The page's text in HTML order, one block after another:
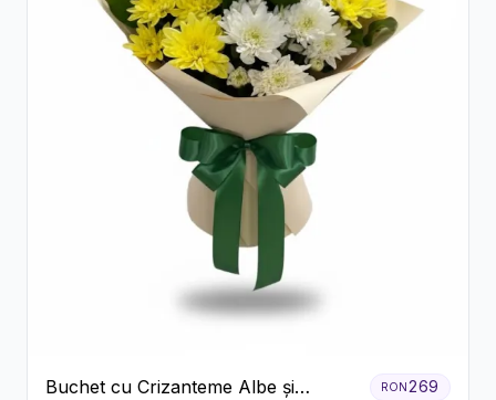
Buchet cu Crizanteme Albe și
RON269